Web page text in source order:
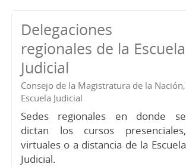
Delegaciones
regionales de la Escuela
Judicial
Consejo de la Magistratura de la Nación,
Escuela Judicial
Sedes regionales en donde se
dictan los cursos presenciales,
virtuales o a distancia de la Escuela
Judicial.